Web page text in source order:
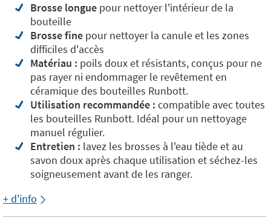
Brosse longue pour nettoyer l'intérieur de la
bouteille
Brosse fine pour nettoyer la canule et les zones
difficiles d'accès
Matériau : poils doux et résistants, conçus pour ne
pas rayer ni endommager le revêtement en
céramique des bouteilles Runbott.
Utilisation recommandée : compatible avec toutes
les bouteilles Runbott. Idéal pour un nettoyage
manuel régulier.
Entretien : lavez les brosses à l'eau tiède et au
savon doux après chaque utilisation et séchez-les
soigneusement avant de les ranger.
+ d'info